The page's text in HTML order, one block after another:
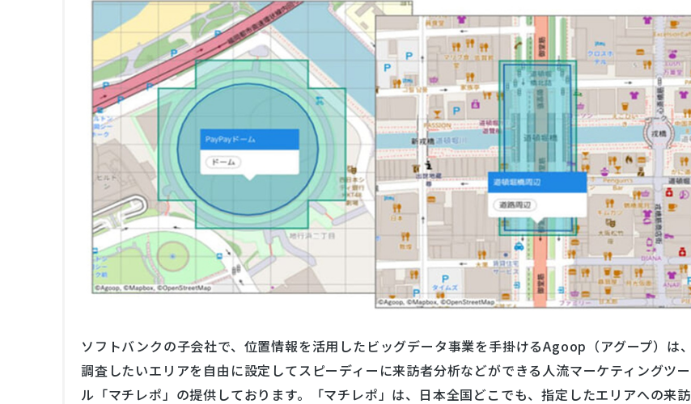
ソフトバンクの子会社で、位置情報を活用したビッグデータ事業を手掛けるAgoop（アグープ）は、
調査したいエリアを自由に設定してスピーディーに来訪者分析などができる人流マーケティングツー
ル「マチレポ」の提供しております。「マチレポ」は、日本全国どこでも、指定したエリアへの来訪